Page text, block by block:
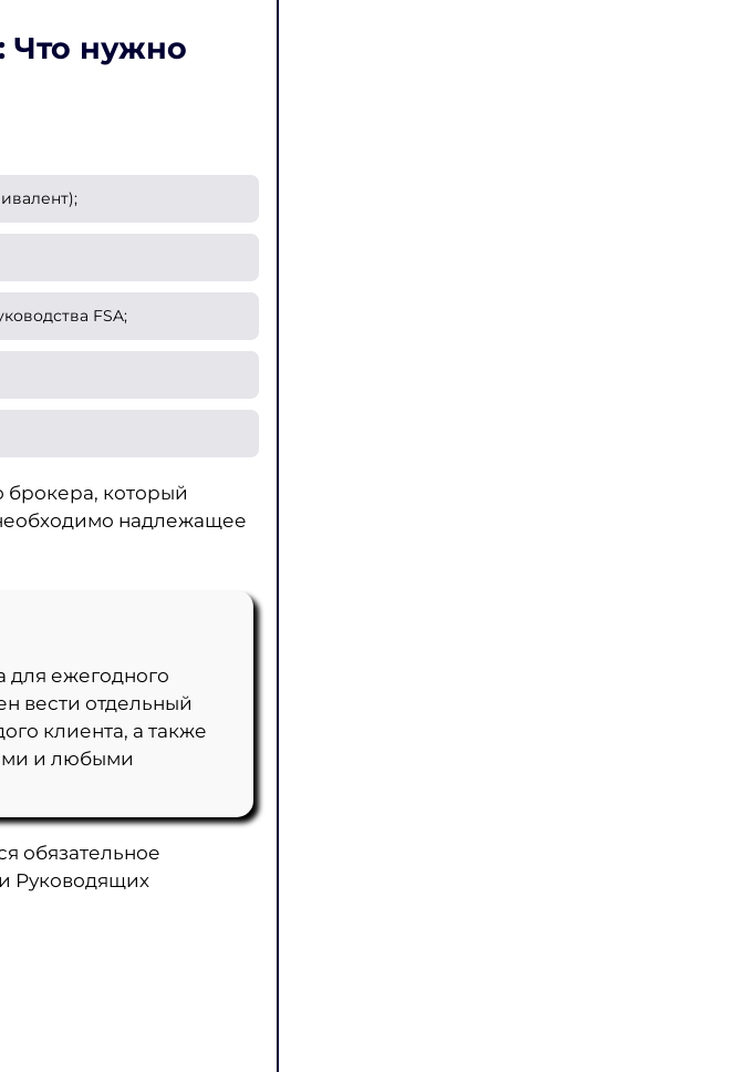
: Что нужно
FSA;
брокера, который
надлежащее
для ежегодного
вести отдельный
клиента, а также
и любыми
обязательное
Руководящих